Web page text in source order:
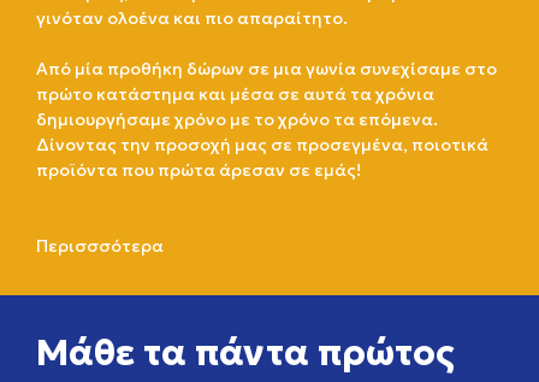
γινόταν ολοένα και πιο απαραίτητο.
Από μία προθήκη δώρων σε μια γωνία συνεχίσαμε στο
πρώτο κατάστημα και μέσα σε αυτά τα χρόνια
δημιουργήσαμε χρόνο με το χρόνο τα επόμενα.
Δίνοντας την προσοχή μας σε προσεγμένα, ποιοτικά
προϊόντα που πρώτα άρεσαν σε εμάς!
Περισσσότερα
Μάθε τα πάντα πρώτος